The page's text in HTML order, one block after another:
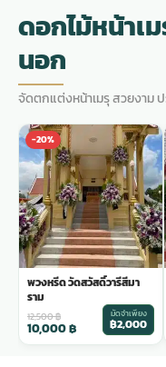
ดอกไม้หน้าเ
นอก
จัดตกแต่งหน้าเมรุ สวยงาม
-20%
พวงหรีด วัดสวัสดิ์วารีสีมา
ราม
12,500฿
10,000฿
มัดจำเพียง
฿2,000